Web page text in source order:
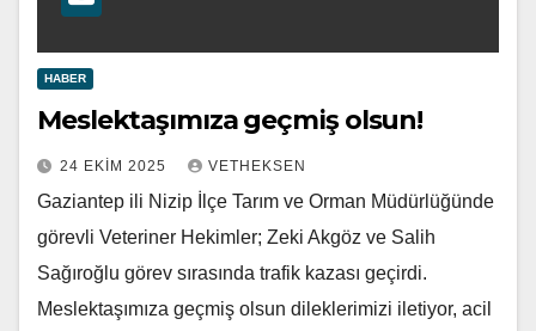
HABER
Meslektaşımıza geçmiş olsun!
24 EKIM 2025 VETHEKSEN
Gaziantep ili Nizip İlçe Tarım ve Orman Müdürlüğünde
görevli Veteriner Hekimler; Zeki Akgöz ve Salih
Sağıroğlu görev sırasında trafik kazası geçirdi.
Meslektaşımıza geçmiş olsun dileklerimizi iletiyor, acil